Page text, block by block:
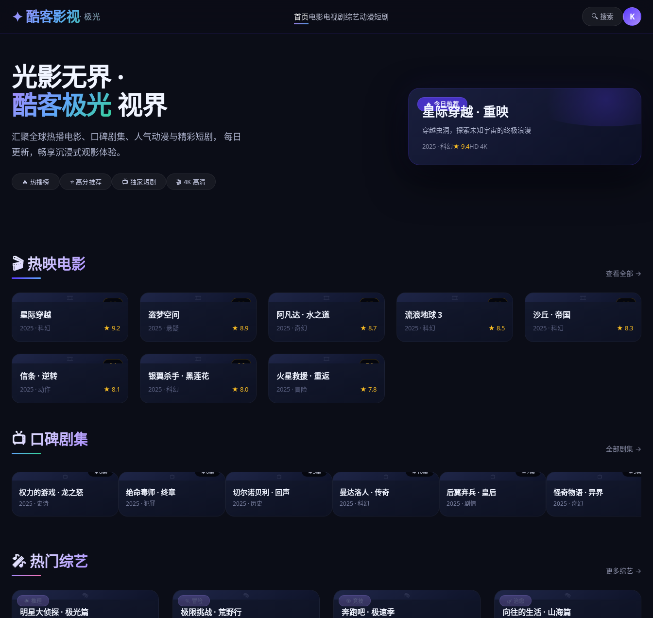
✦ 酷客影视· 极光 首页电影电视剧综艺动漫短剧 🔍 搜索 K
光影无界 ·
酷客极光视界
汇聚全球热播电影、口碑剧集、人气动漫与精彩短剧， 每日
更新，畅享沉浸式观影体验。
🔥 热播榜 ⭐ 高分推荐 📺 独家短剧 🎬 4K 高清
🔥 今日热荐
星际穿越 · 重映
穿越虫洞，探索未知宇宙的终极浪漫
2025 · 科幻★ 9.4HD 4K
🎬 热映电影 查看全部 →
9.2
星际穿越
2025 · 科幻 ★ 9.2
8.9
盗梦空间
2025 · 悬疑 ★ 8.9
8.7
阿凡达 · 水之道
2025 · 奇幻 ★ 8.7
8.5
流浪地球 3
2025 · 科幻 ★ 8.5
8.3
沙丘 · 帝国
2025 · 科幻 ★ 8.3
8.1
信条 · 逆转
2025 · 动作 ★ 8.1
8.0
银翼杀手 · 黑莲花
2025 · 科幻 ★ 8.0
7.8
火星救援 · 重返
2025 · 冒险 ★ 7.8
📺 口碑剧集 全部剧集 →
全8集
权力的游戏 · 龙之怒
2025 · 史诗
全6集
绝命毒师 · 终章
2025 · 犯罪
全5集
切尔诺贝利 · 回声
2025 · 历史
全10集
曼达洛人 · 传奇
2025 · 科幻
全7集
后翼弃兵 · 皇后
2025 · 剧情
全9集
怪奇物语 · 异界
2025 · 奇幻
🎤 热门综艺 更多综艺 →
🌟 推理
明星大侦探 · 极光篇
🏃 冒险
极限挑战 · 荒野行
🎯 竞技
奔跑吧 · 极速季
🌿 治愈
向往的生活 · 山海篇